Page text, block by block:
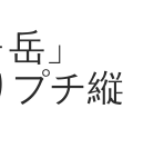
」
プチ縦